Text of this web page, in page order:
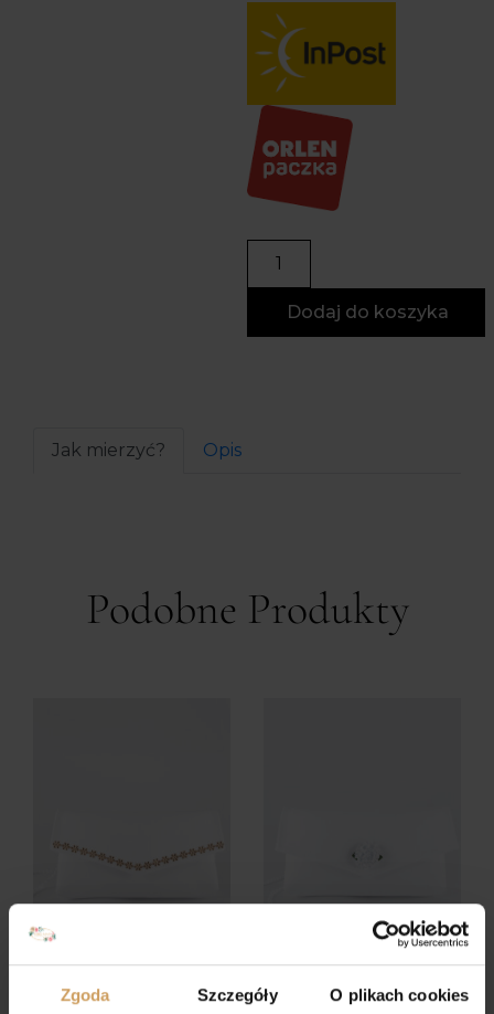
Zgoda Szczegóły O plikach cookies
Dodaj do koszyka
Jak mierzyć? Opis
Podobne Produkty